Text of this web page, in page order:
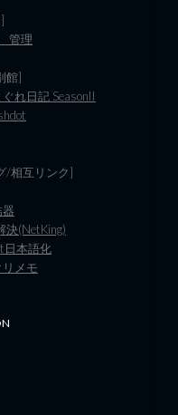
管理
館]
れ日記 SeasonII
/相互リンク]
決(NetKing)
日本語化
メモ